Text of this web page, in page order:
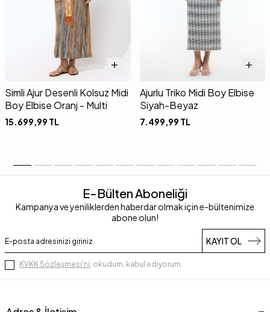
Simli Ajur Desenli Kolsuz Midi
Boy Elbise Oranj - Multi
15.699,99 TL
Ajurlu Triko Midi Boy Elbise
Siyah-Beyaz
7.499,99 TL
E-Bülten Aboneliği
Kampanya ve yeniliklerden haberdar olmak için e-bültenimize
abone olun!
KAYIT OL
KVKK Sözleşmesi'ni, okudum, kabul ediyorum.